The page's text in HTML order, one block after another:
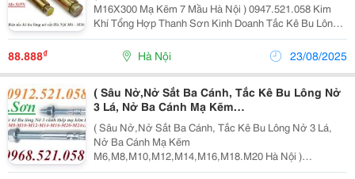
Sắt Móc Tròn M6,M8,M10 Mạ Kẽm Cầu Vồng,
Nở Ba Lá, Nở Đinh, Nở Chuôi,
M16X300 Mạ Kẽm 7 Mầu Hà Nội ) 0947.521.058 Kim
Khí Tổng Hợp Thanh Sơn Kinh Doanh Tắc Kê Bu Lông
Nở Sắt, Nở Móc Câu Mạ Kẽm, Vít Nở Sắt Móc Tròn
M6,M8,M10 Mạ Kẽm Cầu Vồng, Nở Ba Lá, Nở Đinh,
Nở Chuôi, Nở...
88.888₫ Hà Nội 23/08/2025
( Sâu Nở,Nở Sắt Ba Cánh, Tắc Kê Bu Lông Nở
3 Lá, Nở Ba Cánh Mạ Kẽm
M6,M8,M10,M12,M14,M16,M18.M20 Hà Nội ) Vật
Tư Cơ Kim Khí Thanh Sơn Chuyên Doanh Nở
Sắt, Nở Móc Hở, Nở Sắt Đầu Móc Tròn, Nở
Inox, Tắc Kê Nở Mắt Tròn Inox 304, Nở Móc
( Sâu Nở,Nở Sắt Ba Cánh, Tắc Kê Bu Lông Nở 3 Lá,
Nở Ba Cánh Mạ Kẽm
M6,M8,M10,M12,M14,M16,M18.M20 Hà Nội )
0913.521.058 Vật Tư Cơ Kim Khí Thanh Sơn Chuyên